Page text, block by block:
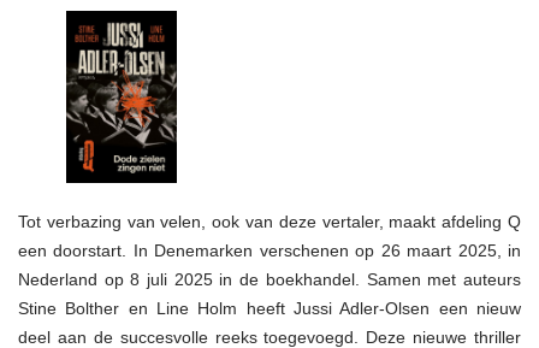
Tot verbazing van velen, ook van deze vertaler, maakt afdeling Q
een doorstart. In Denemarken verschenen op 26 maart 2025, in
Nederland op 8 juli 2025 in de boekhandel. Samen met auteurs
Stine Bolther en Line Holm heeft Jussi Adler-Olsen een nieuw
deel aan de succesvolle reeks toegevoegd. Deze nieuwe thriller